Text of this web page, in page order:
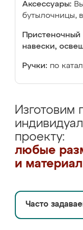
Аксессуары:
бутылочницы,
Пристеночный
навески,
Ручки: по
Изготовим
проекту:
любые
и
Часто